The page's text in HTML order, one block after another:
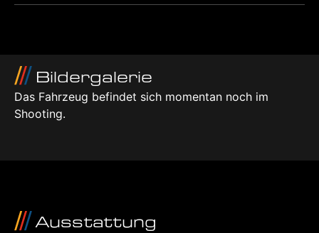
Bildergalerie
Das Fahrzeug befindet sich momentan noch im
Shooting.
Ausstattung